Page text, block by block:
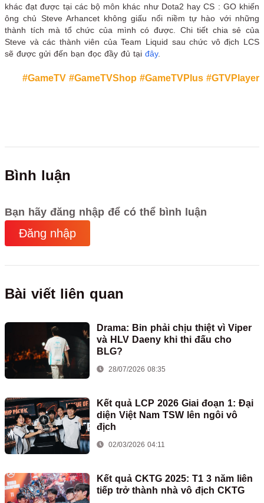
khác đạt được tại các bộ môn khác như Dota2 hay CS : GO khiến
ông chủ Steve Arhancet không giấu nổi niềm tự hào với những
thành tích mà tổ chức của mình có được. Chi tiết chia sẻ của
Steve và các thành viên của Team Liquid sau chức vô địch LCS
sẽ được gửi đến bạn đọc đầy đủ tại đây.
#GameTV #GameTVShop #GameTVPlus #GTVPlayer
Bình luận
Bạn hãy đăng nhập để có thể bình luận
Đăng nhập
Bài viết liên quan
Drama: Bin phải chịu thiệt vì Viper
và HLV Daeny khi thi đấu cho
BLG?
28/07/2026 08:35
Kết quả LCP 2026 Giai đoạn 1: Đại
diện Việt Nam TSW lên ngôi vô
địch
02/03/2026 04:11
Kết quả CKTG 2025: T1 3 năm liên
tiếp trở thành nhà vô địch CKTG